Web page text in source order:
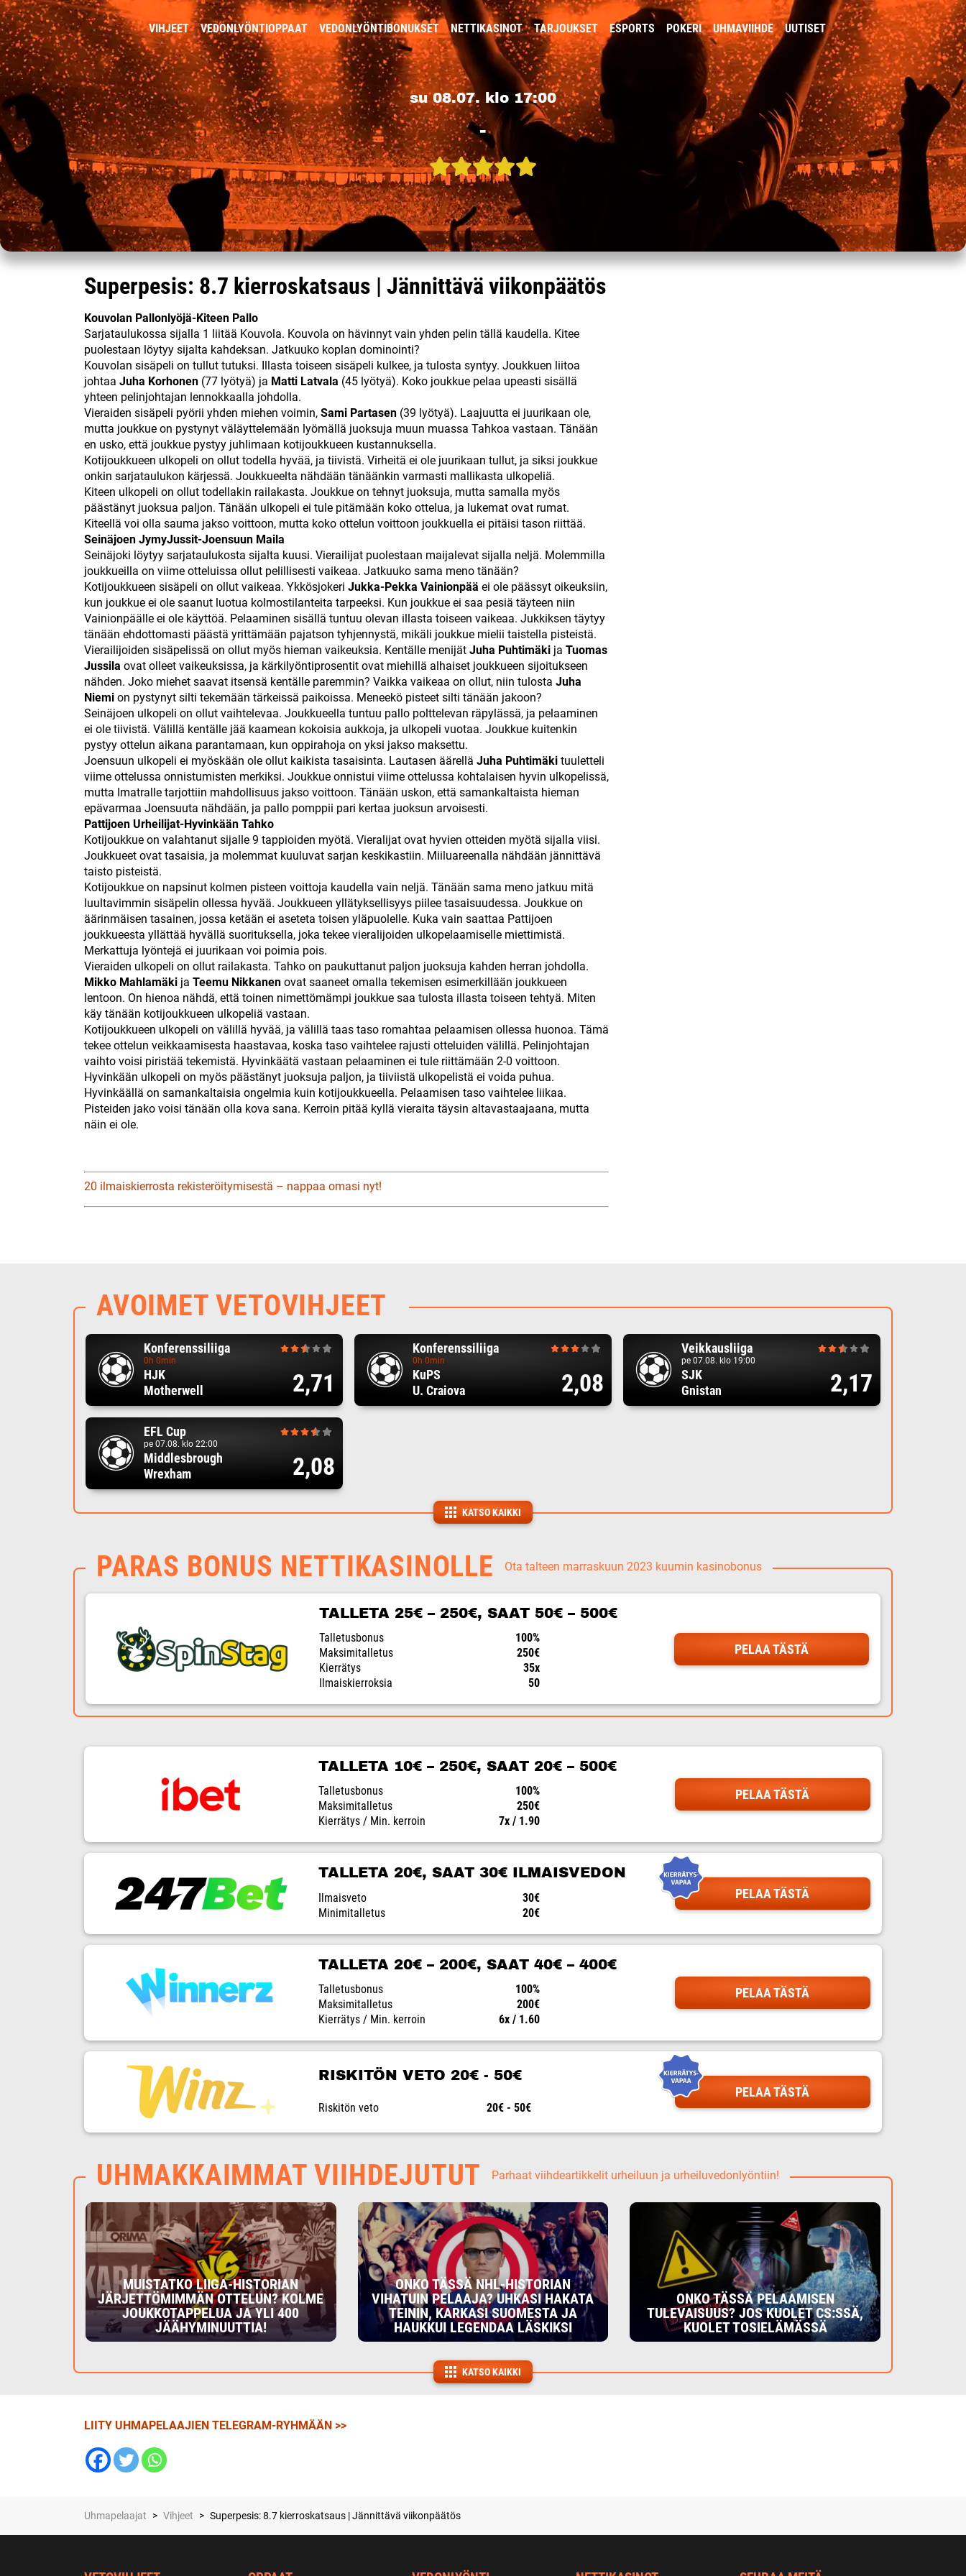
VIHJEET VEDONLYÖNTIOPPAAT VEDONLYÖNTIBONUKSET NETTIKASINOT TARJOUKSET ESPORTS POKERI UHMAVIIHDE UUTISET
su 08.07. klo 17:00
-
Superpesis: 8.7 kierroskatsaus | Jännittävä viikonpäätös
Kouvolan Pallonlyöjä-Kiteen Pallo
Sarjataulukossa sijalla 1 liitää Kouvola. Kouvola on hävinnyt vain yhden pelin tällä kaudella. Kitee
puolestaan löytyy sijalta kahdeksan. Jatkuuko koplan dominointi?
Kouvolan sisäpeli on tullut tutuksi. Illasta toiseen sisäpeli kulkee, ja tulosta syntyy. Joukkuen liitoa
johtaa Juha Korhonen (77 lyötyä) ja Matti Latvala (45 lyötyä). Koko joukkue pelaa upeasti sisällä
yhteen pelinjohtajan lennokkaalla johdolla.
Vieraiden sisäpeli pyörii yhden miehen voimin, Sami Partasen (39 lyötyä). Laajuutta ei juurikaan ole,
mutta joukkue on pystynyt väläyttelemään lyömällä juoksuja muun muassa Tahkoa vastaan. Tänään
en usko, että joukkue pystyy juhlimaan kotijoukkueen kustannuksella.
Kotijoukkueen ulkopeli on ollut todella hyvää, ja tiivistä. Virheitä ei ole juurikaan tullut, ja siksi joukkue
onkin sarjataulukon kärjessä. Joukkueelta nähdään tänäänkin varmasti mallikasta ulkopeliä.
Kiteen ulkopeli on ollut todellakin railakasta. Joukkue on tehnyt juoksuja, mutta samalla myös
päästänyt juoksua paljon. Tänään ulkopeli ei tule pitämään koko ottelua, ja lukemat ovat rumat.
Kiteellä voi olla sauma jakso voittoon, mutta koko ottelun voittoon joukkuella ei pitäisi tason riittää.
Seinäjoen JymyJussit-Joensuun Maila
Seinäjoki löytyy sarjataulukosta sijalta kuusi. Vierailijat puolestaan maijalevat sijalla neljä. Molemmilla
joukkueilla on viime otteluissa ollut pelillisesti vaikeaa. Jatkuuko sama meno tänään?
Kotijoukkueen sisäpeli on ollut vaikeaa. Ykkösjokeri Jukka-Pekka Vainionpää ei ole päässyt oikeuksiin,
kun joukkue ei ole saanut luotua kolmostilanteita tarpeeksi. Kun joukkue ei saa pesiä täyteen niin
Vainionpäälle ei ole käyttöä. Pelaaminen sisällä tuntuu olevan illasta toiseen vaikeaa. Jukkiksen täytyy
tänään ehdottomasti päästä yrittämään pajatson tyhjennystä, mikäli joukkue mielii taistella pisteistä.
Vierailijoiden sisäpelissä on ollut myös hieman vaikeuksia. Kentälle menijät Juha Puhtimäki ja Tuomas
Jussila ovat olleet vaikeuksissa, ja kärkilyöntiprosentit ovat miehillä alhaiset joukkueen sijoitukseen
nähden. Joko miehet saavat itsensä kentälle paremmin? Vaikka vaikeaa on ollut, niin tulosta Juha
Niemi on pystynyt silti tekemään tärkeissä paikoissa. Meneekö pisteet silti tänään jakoon?
Seinäjoen ulkopeli on ollut vaihtelevaa. Joukkueella tuntuu pallo polttelevan räpylässä, ja pelaaminen
ei ole tiivistä. Välillä kentälle jää kaamean kokoisia aukkoja, ja ulkopeli vuotaa. Joukkue kuitenkin
pystyy ottelun aikana parantamaan, kun oppirahoja on yksi jakso maksettu.
Joensuun ulkopeli ei myöskään ole ollut kaikista tasaisinta. Lautasen äärellä Juha Puhtimäki tuuletteli
viime ottelussa onnistumisten merkiksi. Joukkue onnistui viime ottelussa kohtalaisen hyvin ulkopelissä,
mutta Imatralle tarjottiin mahdollisuus jakso voittoon. Tänään uskon, että samankaltaista hieman
epävarmaa Joensuuta nähdään, ja pallo pomppii pari kertaa juoksun arvoisesti.
Pattijoen Urheilijat-Hyvinkään Tahko
Kotijoukkue on valahtanut sijalle 9 tappioiden myötä. Vieralijat ovat hyvien otteiden myötä sijalla viisi.
Joukkueet ovat tasaisia, ja molemmat kuuluvat sarjan keskikastiin. Miiluareenalla nähdään jännittävä
taisto pisteistä.
Kotijoukkue on napsinut kolmen pisteen voittoja kaudella vain neljä. Tänään sama meno jatkuu mitä
luultavimmin sisäpelin ollessa hyvää. Joukkueen yllätyksellisyys piilee tasaisuudessa. Joukkue on
äärinmäisen tasainen, jossa ketään ei aseteta toisen yläpuolelle. Kuka vain saattaa Pattijoen
joukkueesta yllättää hyvällä suorituksella, joka tekee vieralijoiden ulkopelaamiselle miettimistä.
Merkattuja lyöntejä ei juurikaan voi poimia pois.
Vieraiden ulkopeli on ollut railakasta. Tahko on paukuttanut paljon juoksuja kahden herran johdolla.
Mikko Mahlamäki ja Teemu Nikkanen ovat saaneet omalla tekemisen esimerkillään joukkueen
lentoon. On hienoa nähdä, että toinen nimettömämpi joukkue saa tulosta illasta toiseen tehtyä. Miten
käy tänään kotijoukkueen ulkopeliä vastaan.
Kotijoukkueen ulkopeli on välillä hyvää, ja välillä taas taso romahtaa pelaamisen ollessa huonoa. Tämä
tekee ottelun veikkaamisesta haastavaa, koska taso vaihtelee rajusti otteluiden välillä. Pelinjohtajan
vaihto voisi piristää tekemistä. Hyvinkäätä vastaan pelaaminen ei tule riittämään 2-0 voittoon.
Hyvinkään ulkopeli on myös päästänyt juoksuja paljon, ja tiiviistä ulkopelistä ei voida puhua.
Hyvinkäällä on samankaltaisia ongelmia kuin kotijoukkueella. Pelaamisen taso vaihtelee liikaa.
Pisteiden jako voisi tänään olla kova sana. Kerroin pitää kyllä vieraita täysin altavastaajaana, mutta
näin ei ole.
20 ilmaiskierrosta rekisteröitymisestä – nappaa omasi nyt!
AVOIMET VETOVIHJEET
Konferenssiliiga
0h 0min
HJK
Motherwell
2,71
Konferenssiliiga
0h 0min
KuPS
U. Craiova
2,08
Veikkausliiga
pe 07.08. klo 19:00
SJK
Gnistan
2,17
EFL Cup
pe 07.08. klo 22:00
Middlesbrough
Wrexham
2,08
KATSO KAIKKI
PARAS BONUS NETTIKASINOLLE Ota talteen marraskuun 2023 kuumin kasinobonus
TALLETA 25€ – 250€, SAAT 50€ – 500€
Talletusbonus
100%
Maksimitalletus
250€
Kierrätys
35x
Ilmaiskierroksia
50
PELAA TÄSTÄ
TALLETA 10€ – 250€, SAAT 20€ – 500€
Talletusbonus
100%
Maksimitalletus
250€
Kierrätys / Min. kerroin
7x / 1.90
PELAA TÄSTÄ
TALLETA 20€, SAAT 30€ ILMAISVEDON
Ilmaisveto
30€
Minimitalletus
20€
PELAA TÄSTÄ
TALLETA 20€ – 200€, SAAT 40€ – 400€
Talletusbonus
100%
Maksimitalletus
200€
Kierrätys / Min. kerroin
6x / 1.60
PELAA TÄSTÄ
RISKITÖN VETO 20€ - 50€
Riskitön veto 20€ - 50€
PELAA TÄSTÄ
UHMAKKAIMMAT VIIHDEJUTUT Parhaat viihdeartikkelit urheiluun ja urheiluvedonlyöntiin!
MUISTATKO LIIGA-HISTORIAN
JÄRJETTÖMIMMÄN OTTELUN? KOLME
JOUKKOTAPPELUA JA YLI 400
JÄÄHYMINUUTTIA!
ONKO TÄSSÄ NHL-HISTORIAN
VIHATUIN PELAAJA? UHKASI HAKATA
TEININ, KARKASI SUOMESTA JA
HAUKKUI LEGENDAA LÄSKIKSI
ONKO TÄSSÄ PELAAMISEN
TULEVAISUUS? JOS KUOLET CS:SSÄ,
KUOLET TOSIELÄMÄSSÄ
KATSO KAIKKI
LIITY UHMAPELAAJIEN TELEGRAM-RYHMÄÄN >>
Uhmapelaajat > Vihjeet > Superpesis: 8.7 kierroskatsaus | Jännittävä viikonpäätös